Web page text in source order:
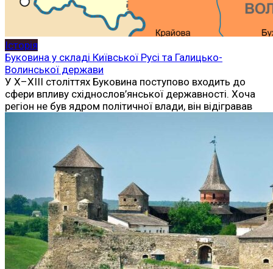
Історія
Буковина у складі Київської Русі та Галицько-
Волинської держави
У X–XIII століттях Буковина поступово входить до
сфери впливу східнослов’янської державності. Хоча
регіон не був ядром політичної влади, він відігравав